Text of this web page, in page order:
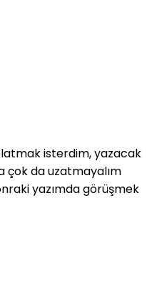
isterdim, yazacak
çok da uzatmayalım
yazımda görüşmek